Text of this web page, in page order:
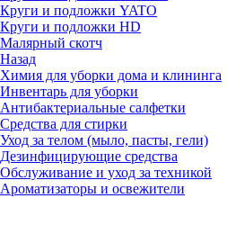
Круги и подложки YATO
Круги и подложки HD
Малярный скотч
Назад
Химия для уборки дома и клининга
Инвентарь для уборки
Антибактериальные салфетки
Средства для стирки
Уход за телом (мыло, пасты, гели)
Дезинфицирующие средства
Обслуживание и уход за техникой
Ароматизаторы и освежители